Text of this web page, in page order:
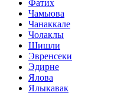
Фатих
Чамьюва
Чанаккале
Чолаклы
Шишли
Эвренсеки
Эдирне
Ялова
Ялыкавак